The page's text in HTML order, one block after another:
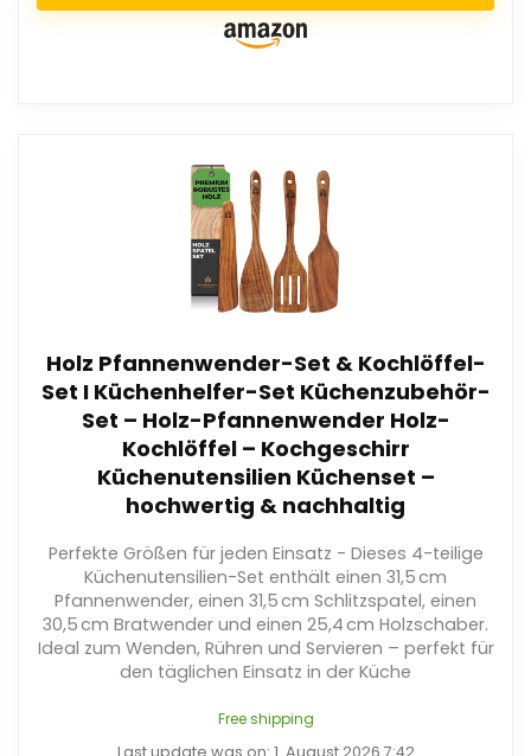
Holz Pfannenwender-Set & Kochlöffel-
Set I Küchenhelfer-Set Küchenzubehör-
Set – Holz-Pfannenwender Holz-
Kochlöffel – Kochgeschirr
Küchenutensilien Küchenset –
hochwertig & nachhaltig
Perfekte Größen für jeden Einsatz - Dieses 4-teilige
Küchenutensilien-Set enthält einen 31,5 cm
Pfannenwender, einen 31,5 cm Schlitzspatel, einen
30,5 cm Bratwender und einen 25,4 cm Holzschaber.
Ideal zum Wenden, Rühren und Servieren – perfekt für
den täglichen Einsatz in der Küche
Free shipping